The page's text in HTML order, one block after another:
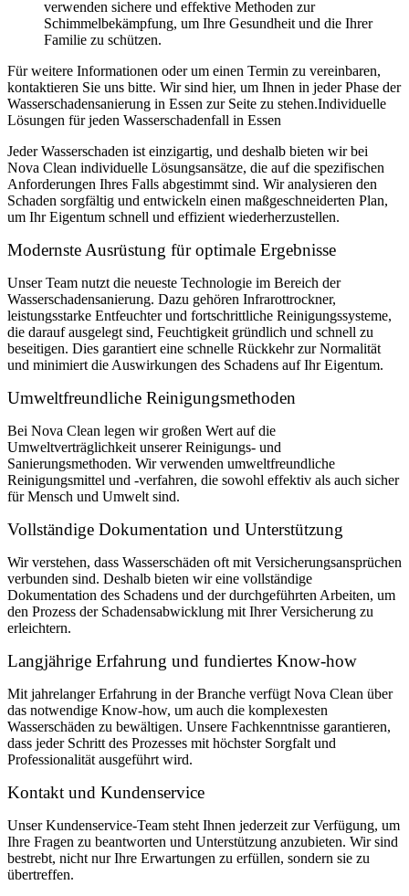
verwenden sichere und effektive Methoden zur
Schimmelbekämpfung, um Ihre Gesundheit und die Ihrer
Familie zu schützen.
Für weitere Informationen oder um einen Termin zu vereinbaren,
kontaktieren Sie uns bitte. Wir sind hier, um Ihnen in jeder Phase der
Wasserschadensanierung in Essen zur Seite zu stehen.Individuelle
Lösungen für jeden Wasserschadenfall in Essen
Jeder Wasserschaden ist einzigartig, und deshalb bieten wir bei
Nova Clean individuelle Lösungsansätze, die auf die spezifischen
Anforderungen Ihres Falls abgestimmt sind. Wir analysieren den
Schaden sorgfältig und entwickeln einen maßgeschneiderten Plan,
um Ihr Eigentum schnell und effizient wiederherzustellen.
Modernste Ausrüstung für optimale Ergebnisse
Unser Team nutzt die neueste Technologie im Bereich der
Wasserschadensanierung. Dazu gehören Infrarottrockner,
leistungsstarke Entfeuchter und fortschrittliche Reinigungssysteme,
die darauf ausgelegt sind, Feuchtigkeit gründlich und schnell zu
beseitigen. Dies garantiert eine schnelle Rückkehr zur Normalität
und minimiert die Auswirkungen des Schadens auf Ihr Eigentum.
Umweltfreundliche Reinigungsmethoden
Bei Nova Clean legen wir großen Wert auf die
Umweltverträglichkeit unserer Reinigungs- und
Sanierungsmethoden. Wir verwenden umweltfreundliche
Reinigungsmittel und -verfahren, die sowohl effektiv als auch sicher
für Mensch und Umwelt sind.
Vollständige Dokumentation und Unterstützung
Wir verstehen, dass Wasserschäden oft mit Versicherungsansprüchen
verbunden sind. Deshalb bieten wir eine vollständige
Dokumentation des Schadens und der durchgeführten Arbeiten, um
den Prozess der Schadensabwicklung mit Ihrer Versicherung zu
erleichtern.
Langjährige Erfahrung und fundiertes Know-how
Mit jahrelanger Erfahrung in der Branche verfügt Nova Clean über
das notwendige Know-how, um auch die komplexesten
Wasserschäden zu bewältigen. Unsere Fachkenntnisse garantieren,
dass jeder Schritt des Prozesses mit höchster Sorgfalt und
Professionalität ausgeführt wird.
Kontakt und Kundenservice
Unser Kundenservice-Team steht Ihnen jederzeit zur Verfügung, um
Ihre Fragen zu beantworten und Unterstützung anzubieten. Wir sind
bestrebt, nicht nur Ihre Erwartungen zu erfüllen, sondern sie zu
übertreffen.